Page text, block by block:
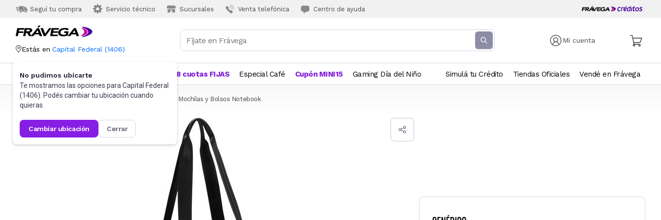
Seguí tu compra Servicio técnico Sucursales Venta telefónica Centro de ayuda
Mi cuenta
Estás en Capital Federal (1406)
No pudimos ubicarte
Te mostramos las opciones para Capital Federal
(1406). Podés cambiar tu ubicación cuando
quieras.
cambiar ubicación cerrar
Categorías Más Vendidos 18 cuotas FIJAS Especial Café Cupón MINI15 Gaming Día del Niño Simulá tu Crédito Tiendas Oficiales Vendé en Frávega
Frávega Informática Accesorios de Informática Mochilas y Bolsos Notebook